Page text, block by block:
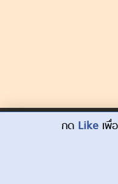
Dek-D.com ใช้คุกกี้เพื่อพัฒนาประ
กด Like เพื่